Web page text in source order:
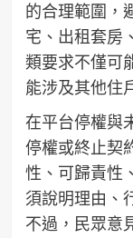
的合理範圍，
宅、出租套房
類要求不僅可
能涉及其他住
在平台停權與
停權或終止契
性、可歸責性
須說明理由、
不過，民眾意